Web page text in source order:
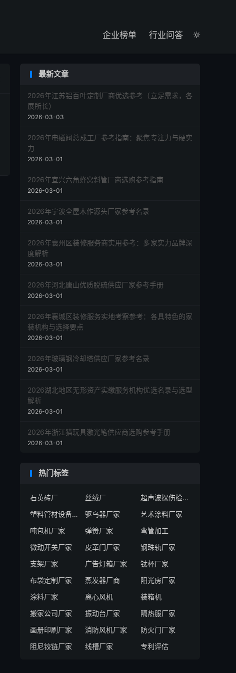

企业榜单 行业问答
最新文章
2026年江苏铝百叶定制厂商优选参考（立足需求，各
展所长）
2026-03-03
2026年电磁阀总成工厂参考指南：聚焦专注力与硬实
力
2026-03-01
2026年宜兴六角蜂窝斜管厂商选购参考指南
2026-03-01
2026年宁波全屋木作源头厂家参考名录
2026-03-01
2026年襄州区装修服务商实用参考：多家实力品牌深
度解析
2026-03-01
2026年河北唐山优质脱硫供应厂家参考手册
2026-03-01
2026年襄城区装修服务实地考察参考：各具特色的家
装机构与选择要点
2026-03-01
2026年玻璃钢冷却塔供应厂家参考名录
2026-03-01
2026湖北地区无形资产实缴服务机构优选名录与选型
解析
2026-03-01
2026年浙江猫玩具激光笔供应商选购参考手册
2026-03-01
热门标签
石英砖厂 丝绒厂
超声波探伤检测系统厂家
塑料管材设备厂家
驱鸟器厂家
艺术涂料厂家
吨包机厂家
弹簧厂家
弯管加工
微动开关厂家
皮革门厂家
钢珠轨厂家
支架厂家
广告灯箱厂家
钛杯厂家
布袋定制厂家
蒸发器厂商
阳光房厂家
涂料厂家
离心风机
装箱机
搬家公司厂家
振动台厂家
隔热服厂家
画册印刷厂家
消防风机厂家
防火门厂家
阻尼铰链厂家
线槽厂家 专利评估